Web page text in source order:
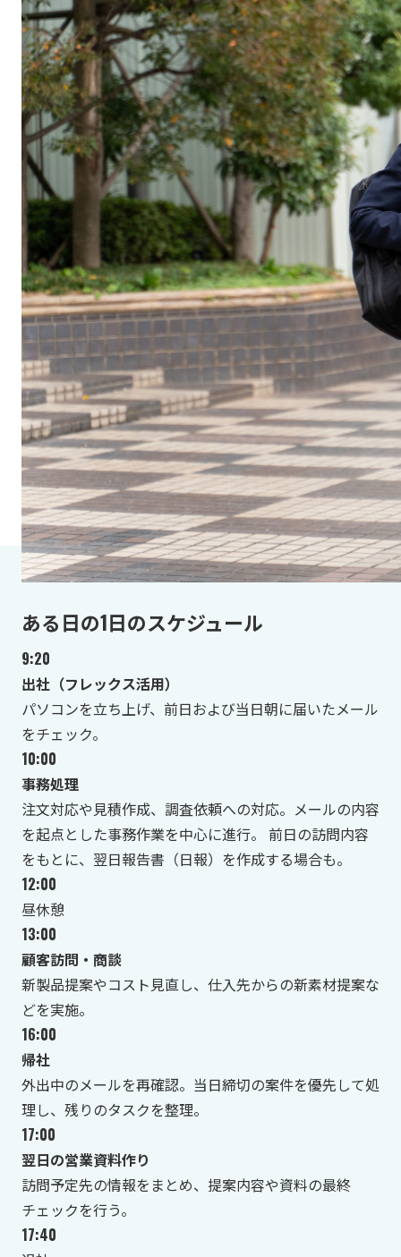
ある日の1日のスケジュール
9:20
出社（フレックス活用）
パソコンを立ち上げ、前日および当日朝に届いたメール
をチェック。
10:00
事務処理
注文対応や見積作成、調査依頼への対応。メールの内容
を起点とした事務作業を中心に進行。 前日の訪問内容
をもとに、翌日報告書（日報）を作成する場合も。
12:00
昼休憩
13:00
顧客訪問・商談
新製品提案やコスト見直し、仕入先からの新素材提案な
どを実施。
16:00
帰社
外出中のメールを再確認。当日締切の案件を優先して処
理し、残りのタスクを整理。
17:00
翌日の営業資料作り
訪問予定先の情報をまとめ、提案内容や資料の最終
チェックを行う。
17:40